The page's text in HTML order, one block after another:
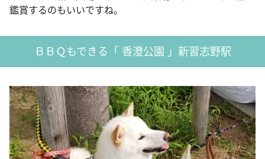
鑑賞するのもいいですね。
ＢＢＱもできる「 香澄公園 」新習志野駅